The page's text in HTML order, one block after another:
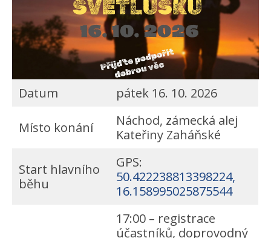
Datum pátek 16. 10. 2026
Místo konání
Náchod, zámecká alej
Kateřiny Zaháňské
Start hlavního
běhu
GPS:
50.422238813398224,
16.158995025875544
17:00 – registrace
účastníků, doprovodný